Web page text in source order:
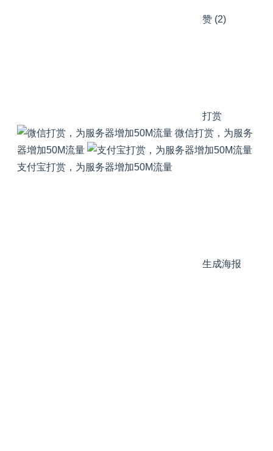
赞 (2)
打赏
微信打赏，为服务
器增加50M流量
支付宝打赏，为服务器增加50M流量
生成海报